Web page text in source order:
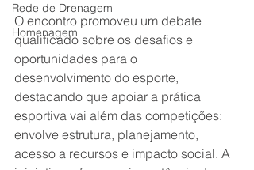
Rede de Drenagem
Homenagem
O encontro promoveu um debate
qualificado sobre os desafios e
oportunidades para o
desenvolvimento do esporte,
destacando que apoiar a prática
esportiva vai além das competições:
envolve estrutura, planejamento,
acesso a recursos e impacto social. A